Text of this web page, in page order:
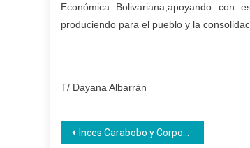
Económica Bolivariana,apoyando con
produciendo para el pueblo y la
T/ Dayana Albarrán
Navegación
Inces Carabobo y Corpoelec crean alianzas formativas en beneficio de los aprendices y trabajadores